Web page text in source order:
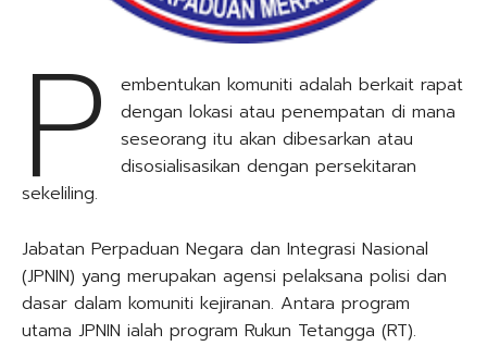
P
embentukan komuniti adalah berkait rapat
dengan lokasi atau penempatan di mana
seseorang itu akan dibesarkan atau
disosialisasikan dengan persekitaran
sekeliling.
Jabatan Perpaduan Negara dan Integrasi Nasional
(JPNIN) yang merupakan agensi pelaksana polisi dan
dasar dalam komuniti kejiranan. Antara program
utama JPNIN ialah program Rukun Tetangga (RT).